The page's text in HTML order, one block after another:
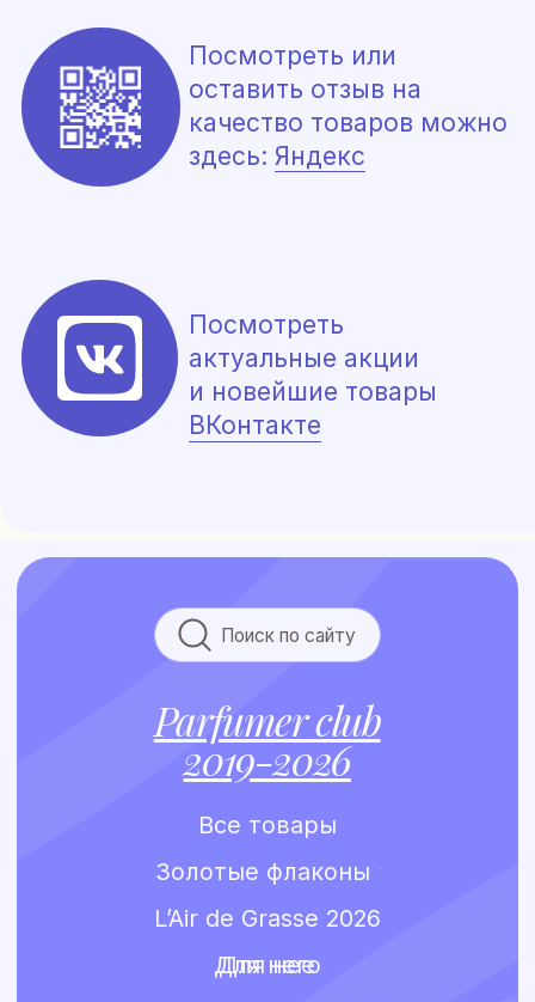
Политика конфиденциальности, согласие на
обработку данных
Сайт разработала Цыбина Татьяна
*Meta Platforms Inc. признана экстремистской
организацией на территории РФ